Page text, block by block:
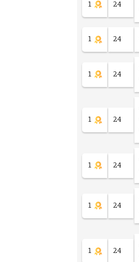
1 24
1 24
1 24
1 24
1 24
1 24
1 24